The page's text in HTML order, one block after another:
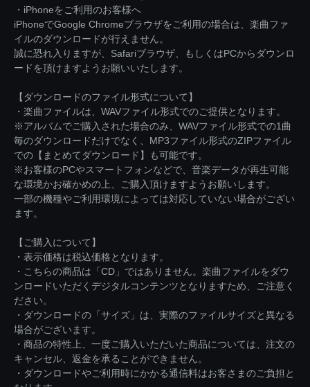
・iPhoneをご利用のお客様へ
iPhoneでGoogle Chromeブラウザをご利用の場合は、楽曲ファ
イルのダウンロードが行えません。
誠に恐れ入りますが、Safariブラウザ、もしくはPCからダウンロ
ードを頂けますようお願いいたします。
【ダウンロードのファイル形式について】
・楽曲ファイルは、WAVファイル形式でのご提供となります。
※アルバムでご購入された場合のみ、WAVファイル形式での1曲
毎のダウンロードだけでなく、MP3ファイル形式のZIPファイル
での【まとめてダウンロード】も可能です。
※お客様のPCやスマートフォンなどで、音楽データが再生可能
な環境かお確かめの上、ご購入頂けますようお願いします。
一部の機種やご利用環境によっては対応していない場合がござい
ます。
【ご購入について】
・表示価格は税込価格となります。
・こちらの商品は「CD」ではありません。楽曲ファイルをダウ
ンロードいただくデジタルコンテンツとなりますため、ご注意く
ださい。
・ダウンロードの「サイズ」は、実際のファイルサイズと異なる
場合がございます。
・商品の特性上、一度ご購入いただいた商品については、注文の
キャンセル、返金を承ることができません。
・ダウンロードやご利用時にかかる通信料はお客さまのご負担と